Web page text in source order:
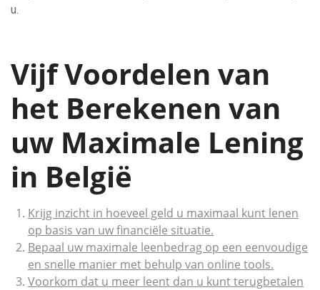
u.
Vijf Voordelen van
het Berekenen van
uw Maximale Lening
in België
Krijg inzicht in hoeveel geld u maximaal kunt lenen
op basis van uw financiële situatie.
Bepaal uw maximale leenbedrag op een eenvoudige
en snelle manier met behulp van online tools.
Voorkom dat u meer leent dan u kunt terugbetalen